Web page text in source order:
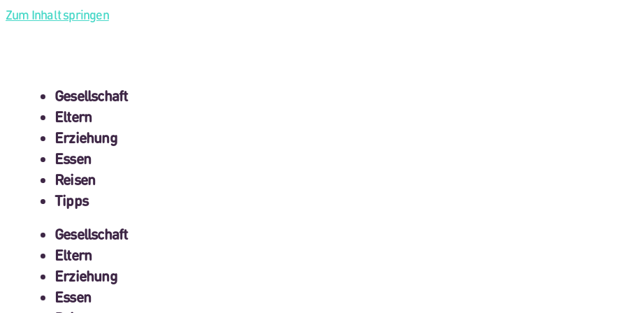
Zum Inhalt springen
Gesellschaft
Eltern
Erziehung
Essen
Reisen
Tipps
Gesellschaft
Eltern
Erziehung
Essen